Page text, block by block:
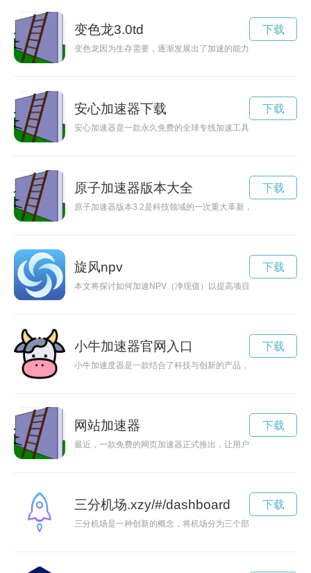
变色龙3.0td
变色龙因为生存需要，逐渐发展出了加速的能力，提高了其狩
下载
安心加速器下载
安心加速器是一款永久免费的全球专线加速工具，为用户提供
下载
原子加速器版本大全
原子加速器版本3.2是科技领域的一次重大革新，带来了更高效
下载
旋风npv
本文将探讨如何加速NPV（净现值）以提高项目的价值，提供有
下载
小牛加速器官网入口
小牛加速度器是一款结合了科技与创新的产品，能够为用户提供
下载
网站加速器
最近，一款免费的网页加速器正式推出，让用户可以更快地上
下载
三分机场.xzy/#/dashboard
三分机场是一种创新的概念，将机场分为三个部分，提供更加
下载